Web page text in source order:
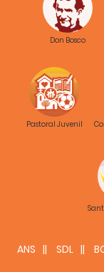
Don Bosco
Pastoral Juvenil
ANS SDL